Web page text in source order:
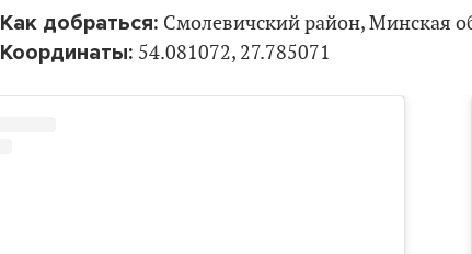
Как добраться: Смолевичский район, Минская
Координаты: 54.081072, 27.785071